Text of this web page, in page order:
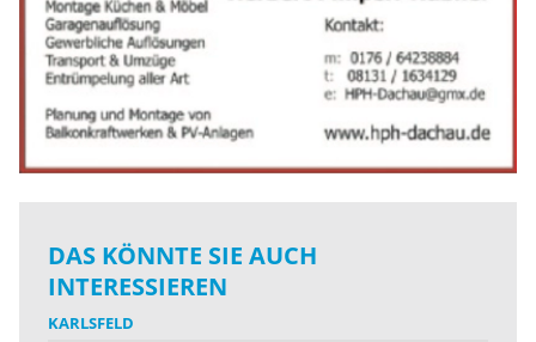
DAS KÖNNTE SIE AUCH
INTERESSIEREN
KARLSFELD